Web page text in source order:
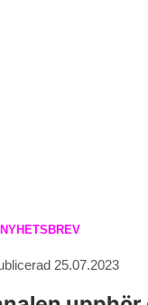
25.07.2023